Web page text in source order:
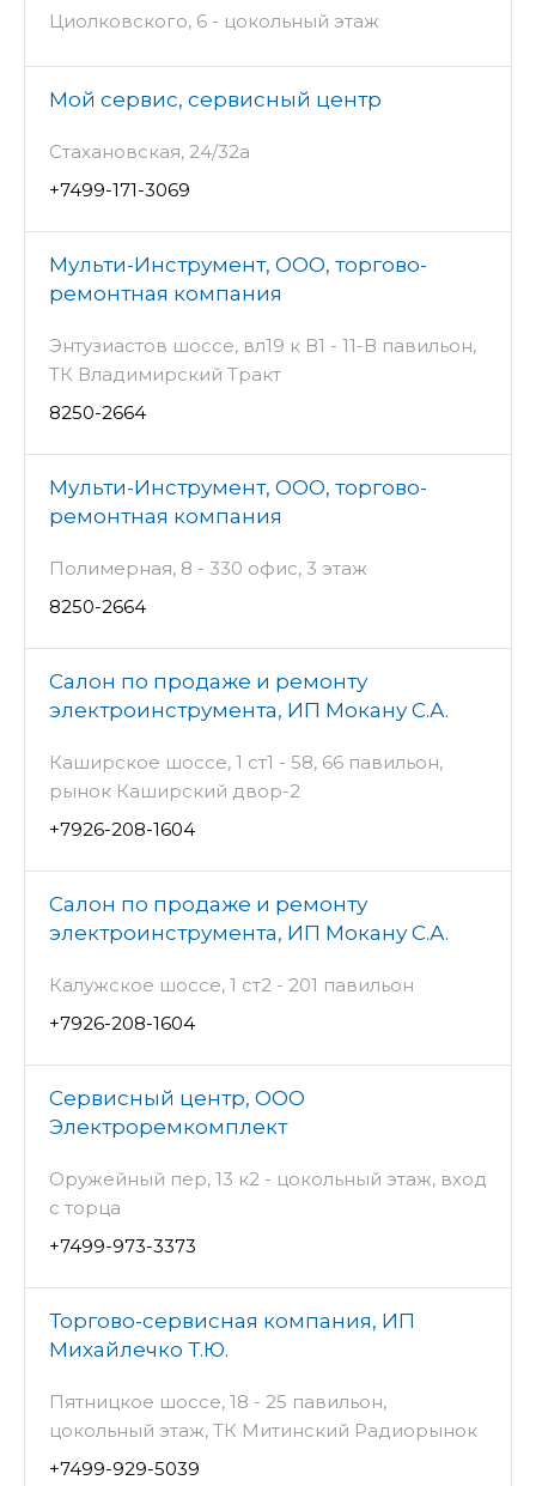
Циолковского, 6 - цокольный этаж
Мой сервис, сервисный центр
Стахановская, 24/32а
+7499-171-3069
Мульти-Инструмент, ООО, торгово-
ремонтная компания
Энтузиастов шоссе, вл19 к В1 - 11-В павильон,
ТК Владимирский Тракт
8250-2664
Мульти-Инструмент, ООО, торгово-
ремонтная компания
Полимерная, 8 - 330 офис, 3 этаж
8250-2664
Салон по продаже и ремонту
электроинструмента, ИП Мокану С.А.
Каширское шоссе, 1 ст1 - 58, 66 павильон,
рынок Каширский двор-2
+7926-208-1604
Салон по продаже и ремонту
электроинструмента, ИП Мокану С.А.
Калужское шоссе, 1 ст2 - 201 павильон
+7926-208-1604
Сервисный центр, ООО
Электроремкомплект
Оружейный пер, 13 к2 - цокольный этаж, вход
с торца
+7499-973-3373
Торгово-сервисная компания, ИП
Михайлечко Т.Ю.
Пятницкое шоссе, 18 - 25 павильон,
цокольный этаж, ТК Митинский Радиорынок
+7499-929-5039